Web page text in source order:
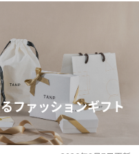
ファッションギフト